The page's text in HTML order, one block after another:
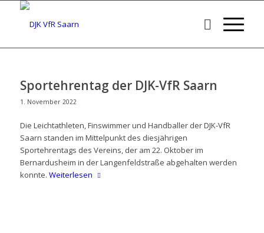
Sportehrentag der DJK-VfR Saarn
1. November 2022
Die Leichtathleten, Finswimmer und Handballer der DJK-VfR
Saarn standen im Mittelpunkt des diesjährigen
Sportehrentags des Vereins, der am 22. Oktober im
Bernardusheim in der Langenfeldstraße abgehalten werden
konnte. Weiterlesen